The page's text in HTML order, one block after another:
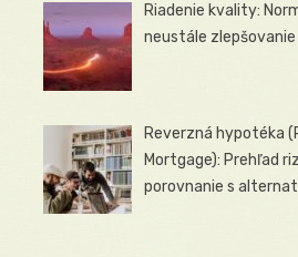
Riadenie kvality:
neustále zlepšovanie
Reverzná hypotéka
Mortgage): Prehľad
porovnanie s